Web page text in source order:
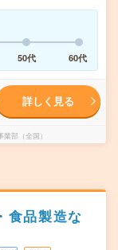
50代 60代
詳しく見る
部（全国）
食品製造な